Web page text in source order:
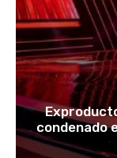
condenado